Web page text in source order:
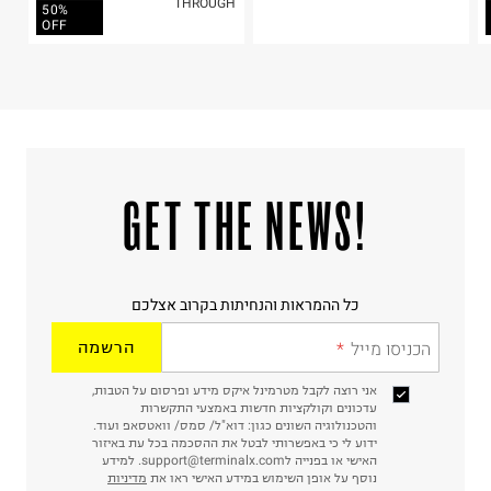
50%
OFF
THROUGH
!GET THE NEWS
כל ההמראות והנחיתות בקרוב אצלכם
הכניסו מייל הרשמה
אני רוצה לקבל מטרמינל איקס מידע ופרסום על הטבות,
עדכונים וקולקציות חדשות באמצעי התקשרות
והטכנולוגיה השונים כגון: דוא"ל/ סמס/ וואטסאפ ועוד.
ידוע לי כי באפשרותי לבטל את ההסכמה בכל עת באיזור
האישי או בפנייה לsupport@terminalx.com. למידע
נוסף על אופן השימוש במידע האישי ראו את מדיניות